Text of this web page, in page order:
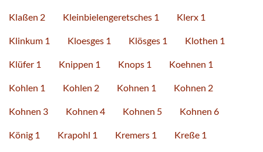
Klaßen 2 Kleinbielengeretsches 1 Klerx 1
Klinkum 1 Kloesges 1 Klösges 1 Klothen 1
Klüfer 1 Knippen 1 Knops 1 Koehnen 1
Kohlen 1 Kohlen 2 Kohnen 1 Kohnen 2
Kohnen 3 Kohnen 4 Kohnen 5 Kohnen 6
König 1 Krapohl 1 Kremers 1 Kreße 1